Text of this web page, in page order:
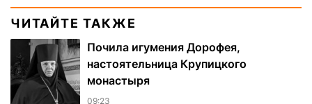
ЧИТАЙТЕ ТАКЖЕ
Почила игумения Дорофея,
настоятельница Крупицкого
монастыря
09:23